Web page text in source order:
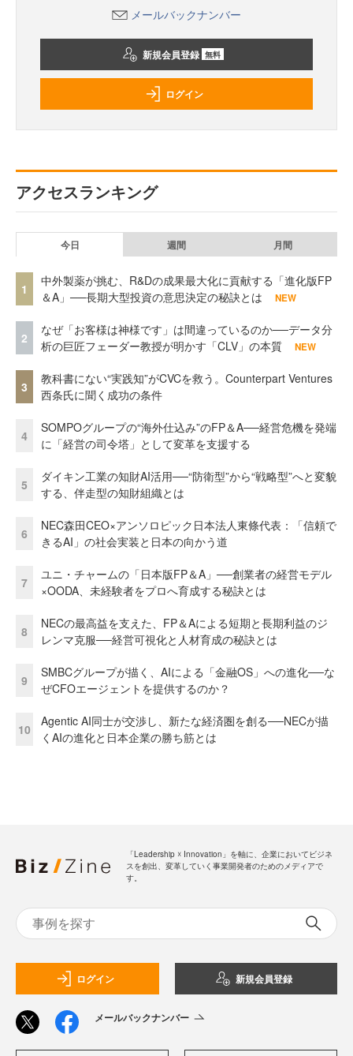
メールバックナンバー
新規会員登録 無料
ログイン
アクセスランキング
今日 週間 月間
1
中外製薬が挑む、R&Dの成果最大化に貢献する「進化版FP
＆A」──長期大型投資の意思決定の秘訣とは
NEW
2
なぜ「お客様は神様です」は間違っているのか──データ分
析の巨匠フェーダー教授が明かす「CLV」の本質
NEW
3
教科書にない“実践知”がCVCを救う。Counterpart Ventures
西条氏に聞く成功の条件
4
SOMPOグループの“海外仕込み”のFP＆A──経営危機を発端
に「経営の司令塔」として変革を支援する
5
ダイキン工業の知財AI活用──“防衛型”から“戦略型”へと変貌
する、伴走型の知財組織とは
6
NEC森田CEO×アンソロピック日本法人東條代表：「信頼で
きるAI」の社会実装と日本の向かう道
7
ユニ・チャームの「日本版FP＆A」──創業者の経営モデル
×OODA、未経験者をプロへ育成する秘訣とは
8
NECの最高益を支えた、FP＆Aによる短期と長期利益のジ
レンマ克服──経営可視化と人材育成の秘訣とは
9
SMBCグループが描く、AIによる「金融OS」への進化──な
ぜCFOエージェントを提供するのか？
10
Agentic AI同士が交渉し、新たな経済圏を創る──NECが描
くAIの進化と日本企業の勝ち筋とは
「Leadership ☓ Innovation」を軸に、企業においてビジネ
スを創出、変革していく事業開発者のためのメディアで
す。
ログイン 新規会員登録
メールバックナンバー